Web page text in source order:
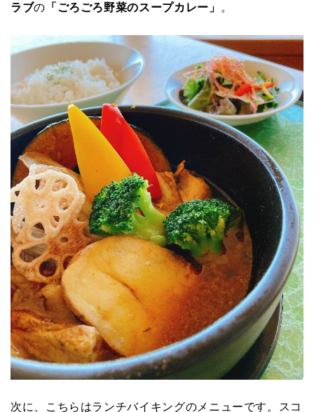
ラブの 「ごろごろ野菜のスープカレー」 。
次に、こちらはランチバイキングのメニューです。スコ